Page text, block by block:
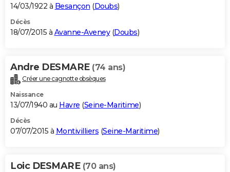
14/03/1922 à Besançon (Doubs)
Décès
18/07/2015 à Avanne-Aveney(Doubs)
Andre DESMARE (74 ans)
Créer une cagnotte obsèques
Naissance
13/07/1940 au Havre (Seine-Maritime)
Décès
07/07/2015 à Montivilliers (Seine-Maritime)
Loic DESMARE (70 ans)